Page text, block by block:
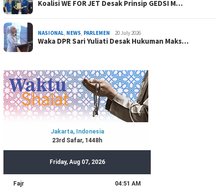
Koalisi WE FOR JET Desak Prinsip GEDSI M…
NASIONAL, NEWS, PARLEMEN 20 July 2026
Waka DPR Sari Yuliati Desak Hukuman Maks…